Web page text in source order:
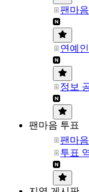
팬마
연예
정보
팬마음 투표
팬마
투표